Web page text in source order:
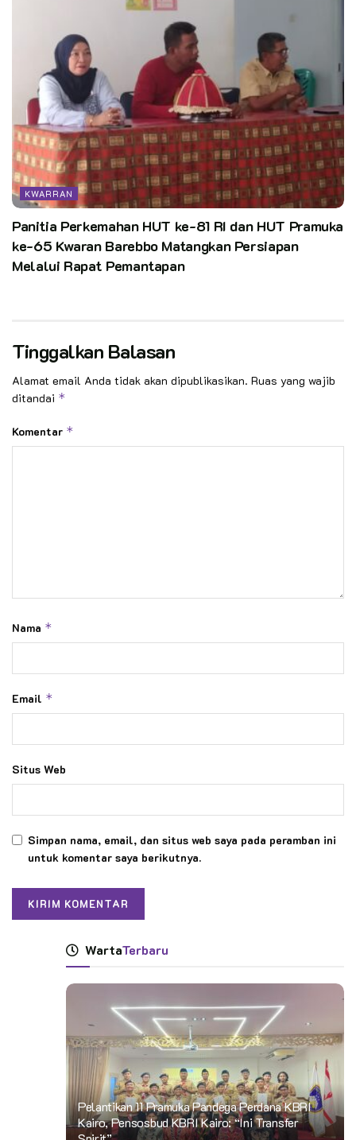
KWARRAN
Panitia Perkemahan HUT ke-81 RI dan HUT Pramuka
ke-65 Kwaran Barebbo Matangkan Persiapan
Melalui Rapat Pemantapan
Tinggalkan Balasan
Alamat email Anda tidak akan dipublikasikan. Ruas yang wajib
ditandai *
Komentar *
Nama *
Email *
Situs Web
Simpan nama, email, dan situs web saya pada peramban ini
untuk komentar saya berikutnya.
WartaTerbaru
Pelantikan 11 Pramuka Pandega Perdana KBRI
Kairo, Pensosbud KBRI Kairo: “Ini Transfer